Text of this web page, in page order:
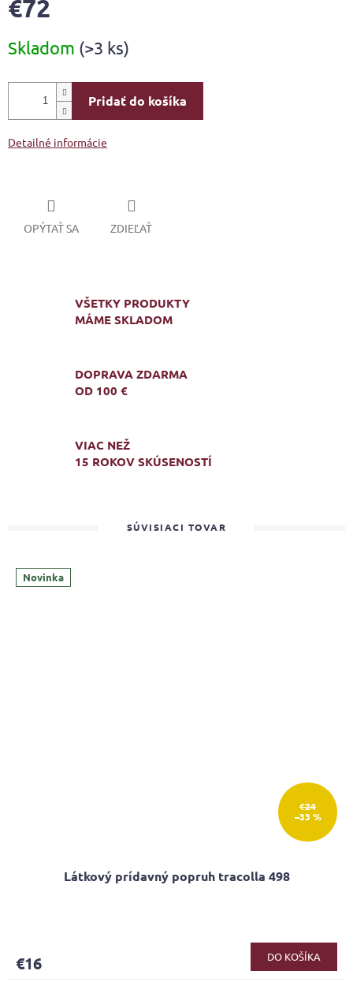
€72
cena:
Skladom (>3 ks)
Pridať do košíka
Detailné informácie
OPÝTAŤ SA ZDIEĽAŤ
VŠETKY PRODUKTY
MÁME SKLADOM
DOPRAVA ZDARMA
OD 100 €
VIAC NEŽ
15 ROKOV SKÚSENOSTÍ
SÚVISIACI TOVAR
Novinka
€24
–33 %
Látkový prídavný popruh tracolla 498
€16 DO KOŠÍKA